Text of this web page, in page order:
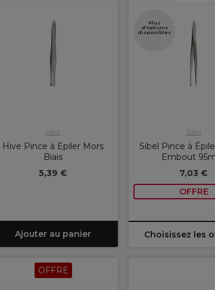
Hive
Hive Pince à Epiler Mors
Biais
5,39 €
Ajouter au panier
Plus
d'options
disponibles
Sibel
Sibel Pince à
Embout
7,03 €
OFFRE
Choisissez les
OFFRE